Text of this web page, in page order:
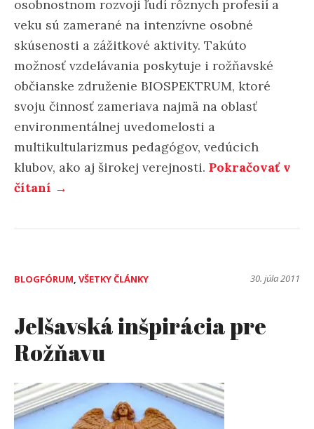
osobnostnom rozvoji ľudí rôznych profesií a
veku sú zamerané na intenzívne osobné
skúsenosti a zážitkové aktivity. Takúto
možnosť vzdelávania poskytuje i rožňavské
občianske združenie BIOSPEKTRUM, ktoré
svoju činnosť zameriava najmä na oblasť
environmentálnej uvedomelosti a
multikultularizmus pedagógov, vedúcich
klubov, ako aj širokej verejnosti. Pokračovať v
čítaní →
BLOGFÓRUM, VŠETKY ČLÁNKY 30. júla 2011
Jelšavská inšpirácia pre
Rožňavu